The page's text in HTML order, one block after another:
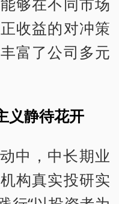
收益的对冲策
富了公司多元
义静待花开
中，中长期业
构真实投研实